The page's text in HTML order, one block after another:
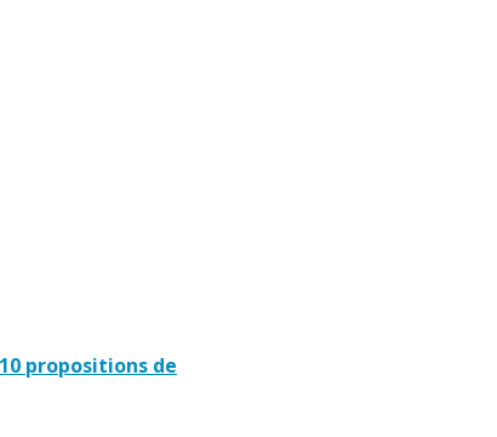
10 propositions de